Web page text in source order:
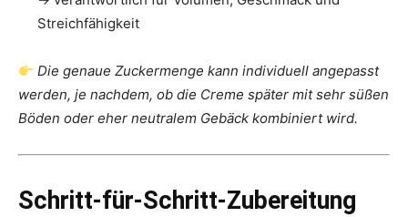
Streichfähigkeit
Die genaue Zuckermenge kann individuell angepasst
werden, je nachdem, ob die Creme später mit sehr süßen
Böden oder eher neutralem Gebäck kombiniert wird.
Schritt-für-Schritt-Zubereitung